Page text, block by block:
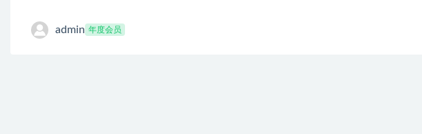
admin 年度会员